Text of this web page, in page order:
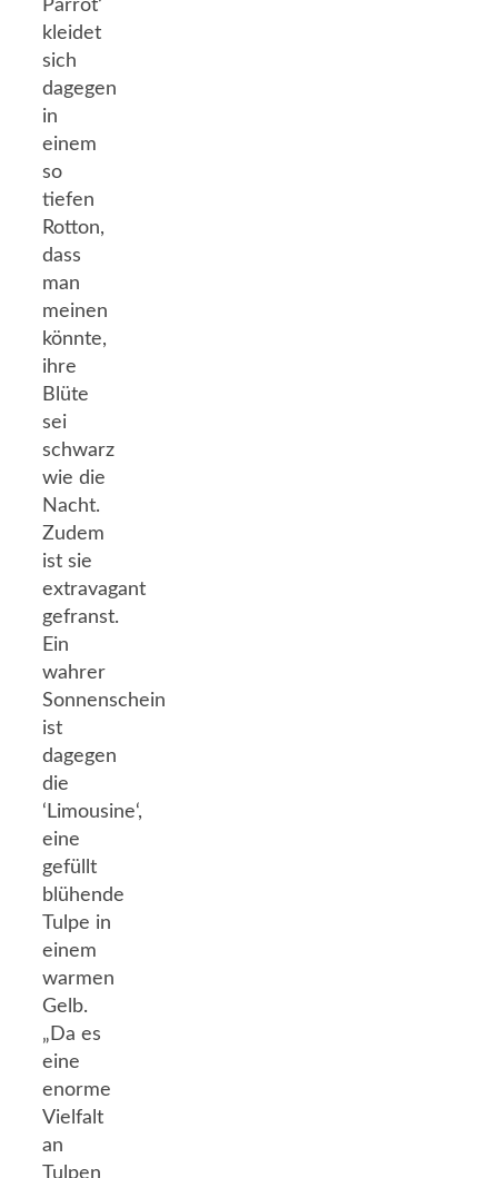
Parrot‘
kleidet
sich
dagegen
in
einem
so
tiefen
Rotton,
dass
man
meinen
könnte,
ihre
Blüte
sei
schwarz
wie die
Nacht.
Zudem
ist sie
extravagant
gefranst.
Ein
wahrer
Sonnenschein
ist
dagegen
die
‘Limousine‘,
eine
gefüllt
blühende
Tulpe in
einem
warmen
Gelb.
„Da es
eine
enorme
Vielfalt
an
Tulpen